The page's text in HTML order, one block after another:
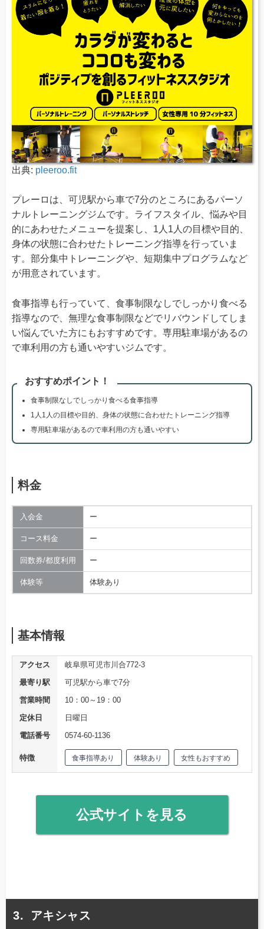
出典: pleeroo.fit
プレーロは、可児駅から車で7分のところにあるパーソ
ナルトレーニングジムです。ライフスタイル、悩みや目
的にあわせたメニューを提案し、1人1人の目標や目的、
身体の状態に合わせたトレーニング指導を行っていま
す。部分集中トレーニングや、短期集中プログラムなど
が用意されています。
食事指導も行っていて、食事制限なしでしっかり食べる
指導なので、無理な食事制限などでリバウンドしてしま
い悩んでいた方にもおすすめです。専用駐車場があるの
で車利用の方も通いやすいジムです。
おすすめポイント！
食事制限なしでしっかり食べる食事指導
1人1人の目標や目的、身体の状態に合わせたトレーニング指導
専用駐車場があるので車利用の方も通いやすい
料金
入会金 ー
コース料金 ー
回数券/都度利用 ー
体験等 体験あり
基本情報
アクセス
岐阜県可児市川合772-3
最寄り駅
可児駅から車で7分
営業時間
10：00～19：00
定休日
日曜日
電話番号
0574-60-1136
特徴 食事指導あり 体験あり 女性もおすすめ
公式サイトを見る
アキシャス